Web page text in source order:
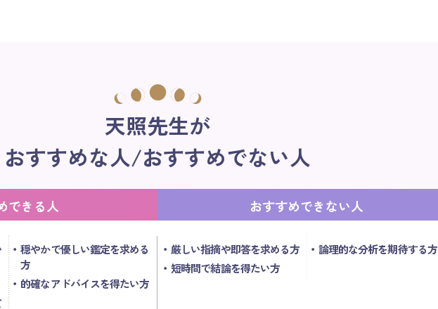
天照先生が
おすすめな人/おすすめでない人
できる人
穏やかで優しい鑑定を求める
方
的確なアドバイスを得たい方
おすすめできない人
厳しい指摘や即答を求める方
論理的な分析を期待する方
短時間で結論を得たい方